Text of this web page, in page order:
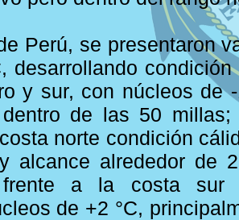
Perú, se presentaron
desarrollando
y sur, con núcleos de
de las 50 millas;
norte condición
alcance alrededor de
frente a la costa sur
de +2 °C,